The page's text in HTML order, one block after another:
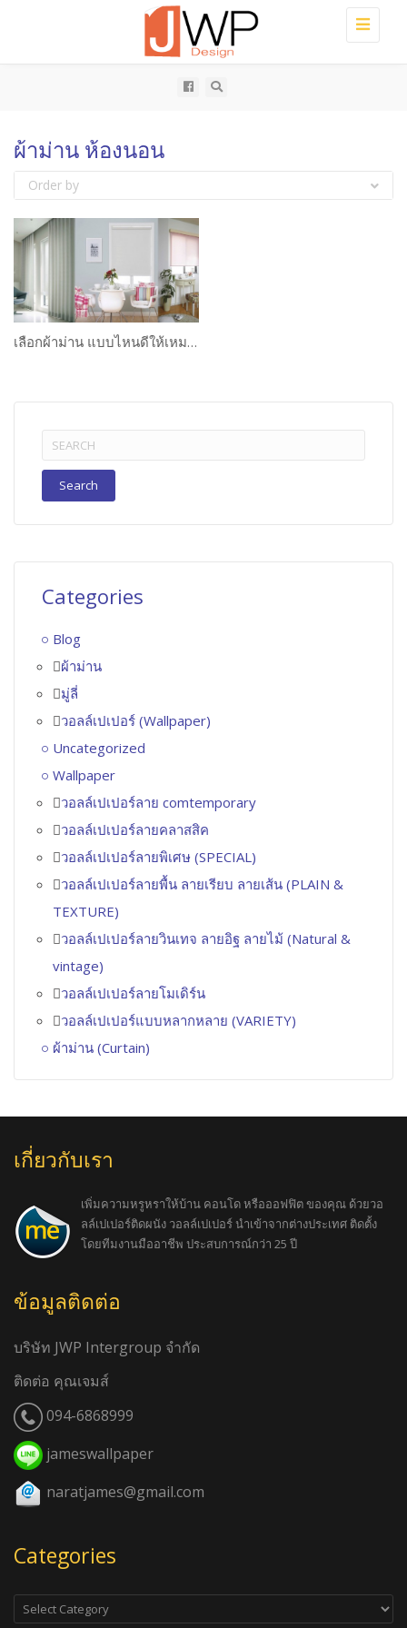
Toggle
ผ้าม่าน ห้องนอน
Order by
เลือกผ้าม่าน แบบไหนดีให้เหมาะกับห้องของคุณ?
Search
for:
Categories
Blog
ผ้าม่าน
มู่ลี่
วอลล์เปเปอร์ (Wallpaper)
Uncategorized
Wallpaper
วอลล์เปเปอร์ลาย comtemporary
วอลล์เปเปอร์ลายคลาสสิค
วอลล์เปเปอร์ลายพิเศษ (SPECIAL)
วอลล์เปเปอร์ลายพื้น ลายเรียบ ลายเส้น (PLAIN &
TEXTURE)
วอลล์เปเปอร์ลายวินเทจ ลายอิฐ ลายไม้ (Natural &
vintage)
วอลล์เปเปอร์ลายโมเดิร์น
วอลล์เปเปอร์แบบหลากหลาย (VARIETY)
ผ้าม่าน (Curtain)
เกี่ยวกับเรา
เพิ่มความหรูหราให้บ้าน คอนโด หรือออฟฟิต ของคุณ ด้วยวอ
ลล์เปเปอร์ติดผนัง วอลล์เปเปอร์ นำเข้าจากต่างประเทศ ติดตั้ง
โดยทีมงานมืออาชีพ ประสบการณ์กว่า 25 ปี
ข้อมูลติดต่อ
บริษัท JWP Intergroup จำกัด
ติดต่อ คุณเจมส์
094-6868999
jameswallpaper
naratjames@gmail.com
Categories
Categories